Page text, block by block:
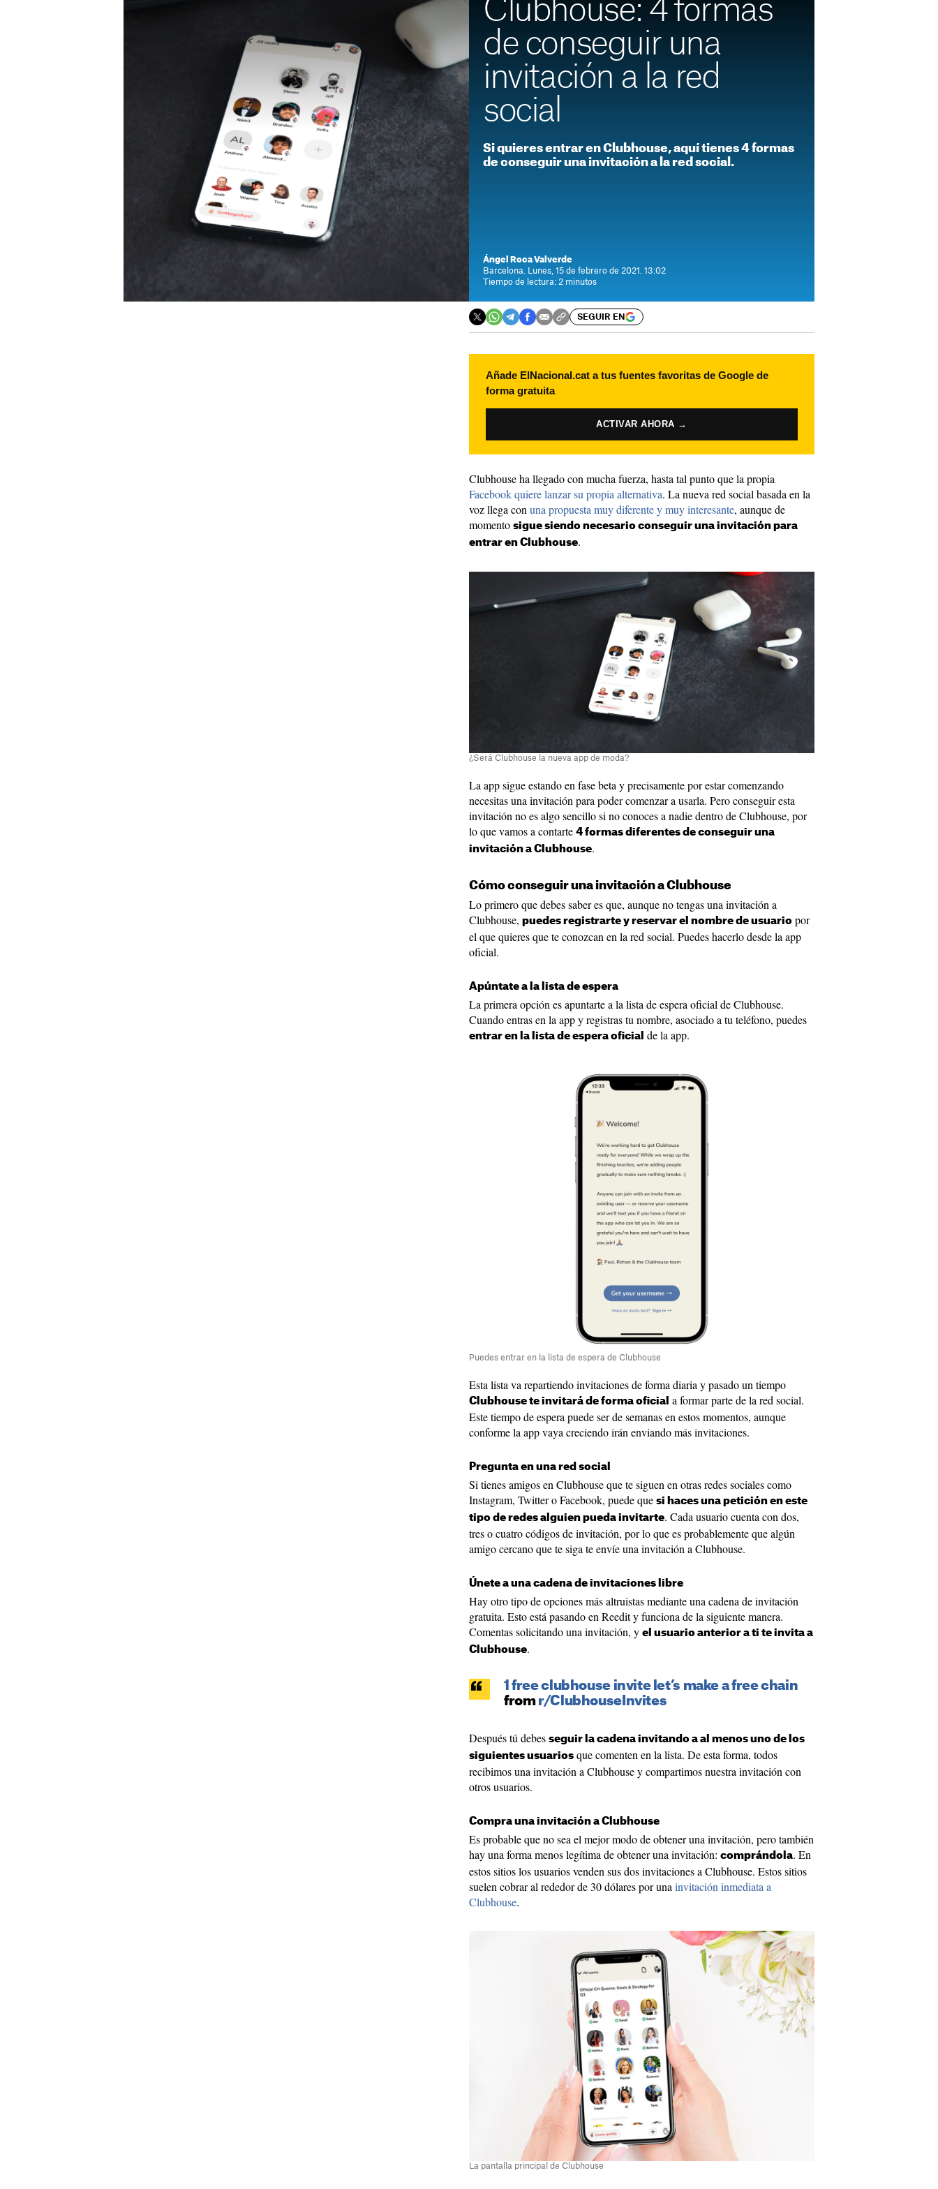
Clubhouse: 4 formas
de conseguir una
invitación a la red
social
Si quieres entrar en Clubhouse, aquí tienes 4 formas
de conseguir una invitación a la red social.
Ángel Roca Valverde
Barcelona. Lunes, 15 de febrero de 2021. 13:02
Tiempo de lectura: 2 minutos
SEGUIR EN
Añade ElNacional.cat a tus fuentes favoritas de Google de
forma gratuita
ACTIVAR AHORA →
Clubhouse ha llegado con mucha fuerza, hasta tal punto que la propia
Facebook quiere lanzar su propia alternativa. La nueva red social basada en la
voz llega con una propuesta muy diferente y muy interesante, aunque de
momento sigue siendo necesario conseguir una invitación para
entrar en Clubhouse.
¿Será Clubhouse la nueva app de moda?
La app sigue estando en fase beta y precisamente por estar comenzando
necesitas una invitación para poder comenzar a usarla. Pero conseguir esta
invitación no es algo sencillo si no conoces a nadie dentro de Clubhouse, por
lo que vamos a contarte 4 formas diferentes de conseguir una
invitación a Clubhouse.
Cómo conseguir una invitación a Clubhouse
Lo primero que debes saber es que, aunque no tengas una invitación a
Clubhouse, puedes registrarte y reservar el nombre de usuario por
el que quieres que te conozcan en la red social. Puedes hacerlo desde la app
oficial.
Apúntate a la lista de espera
La primera opción es apuntarte a la lista de espera oficial de Clubhouse.
Cuando entras en la app y registras tu nombre, asociado a tu teléfono, puedes
entrar en la lista de espera oficial de la app.
Puedes entrar en la lista de espera de Clubhouse
Esta lista va repartiendo invitaciones de forma diaria y pasado un tiempo
Clubhouse te invitará de forma oficial a formar parte de la red social.
Este tiempo de espera puede ser de semanas en estos momentos, aunque
conforme la app vaya creciendo irán enviando más invitaciones.
Pregunta en una red social
Si tienes amigos en Clubhouse que te siguen en otras redes sociales como
Instagram, Twitter o Facebook, puede que si haces una petición en este
tipo de redes alguien pueda invitarte. Cada usuario cuenta con dos,
tres o cuatro códigos de invitación, por lo que es probablemente que algún
amigo cercano que te siga te envíe una invitación a Clubhouse.
Únete a una cadena de invitaciones libre
Hay otro tipo de opciones más altruistas mediante una cadena de invitación
gratuita. Esto está pasando en Reedit y funciona de la siguiente manera.
Comentas solicitando una invitación, y el usuario anterior a ti te invita a
Clubhouse.
1 free clubhouse invite let’s make a free chain
from r/ClubhouseInvites
Después tú debes seguir la cadena invitando a al menos uno de los
siguientes usuarios que comenten en la lista. De esta forma, todos
recibimos una invitación a Clubhouse y compartimos nuestra invitación con
otros usuarios.
Compra una invitación a Clubhouse
Es probable que no sea el mejor modo de obtener una invitación, pero también
hay una forma menos legítima de obtener una invitación: comprándola. En
estos sitios los usuarios venden sus dos invitaciones a Clubhouse. Estos sitios
suelen cobrar al rededor de 30 dólares por unainvitación inmediata a
Clubhouse.
La pantalla principal de Clubhouse